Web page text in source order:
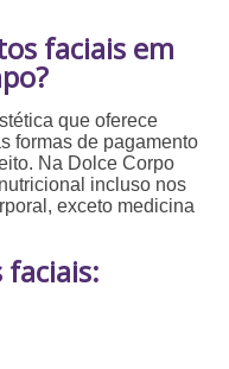
faciais em
que oferece
formas de pagamento
Na Dolce Corpo
incluso nos
exceto medicina